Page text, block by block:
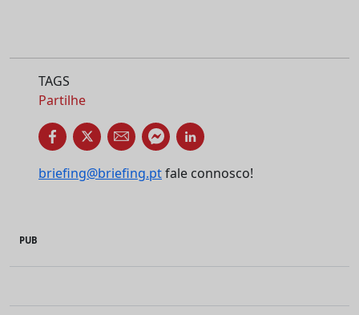
TAGS
Partilhe
briefing@briefing.ptfale connosco!
PUB